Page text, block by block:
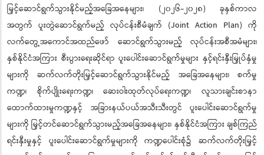
မြှင့်ဆောင်ရွက်သွားနိုင်မည့်အခြေအနေများ၊ (၂၀၂၆-၂၀၂၈) ခုနှစ်ကာလ
အတွက် ပူးတွဲဆောင်ရွက်မည့် လုပ်ငန်းစီမံချက် (Joint Action Plan) ကို
လက်တွေ့အကောင်အထည်ဖော် ဆောင်ရွက်သွားမည့် လုပ်ငန်းအစီအမံများ၊
နှစ်နိုင်ငံအကြား စီးပွားရေးဆိုင်ရာ ပူးပေါင်းဆောင်ရွက်မှုများ နှင့်ရင်းနှီးမြှုပ်နှံမှု
များကို ဆက်လက်တိုးမြှင့်ဆောင်ရွက်သွားနိုင်မည့် အခြေအနေများ၊ စက်မှု
ကဏ္ဍ၊ စိုက်ပျိုးရေးကဏ္ဍ၊ ဆေးဝါးထုတ်လုပ်ရေးကဏ္ဍ၊ လူသားချင်းစာနာ
ထောက်ထားမှုကဏ္ဍနှင့် အခြားနယ်ပယ်အသီးသီးတွင် ပူးပေါင်းဆောင်ရွက်မှု
များကို မြှင့်တင်ဆောင်ရွက်သွားမည့်အခြေအနေများ၊ နှစ်နိုင်ငံအကြား ချစ်ကြည်
ရင်းနှီးမှုနှင့် ပူးပေါင်းဆောင်ရွက်မှုများကို ကဏ္ဍပေါင်းစုံ၌ ဆက်လက်တိုးမြှင့်